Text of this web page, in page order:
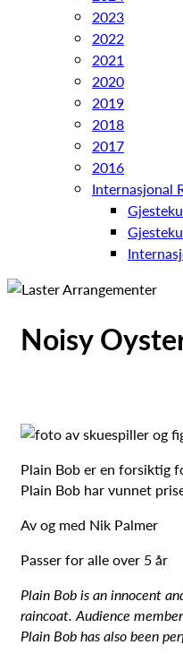
2023
2022
2021
2020
2019
2018
2017
2016
Internasjonal
Noisy
Plain Bob er en forsiktig
Plain Bob har vunnet
Av og med Nik Palmer
Passer for alle over 5 år
Plain Bob is an innocent
raincoat. Audience
Plain Bob has also been